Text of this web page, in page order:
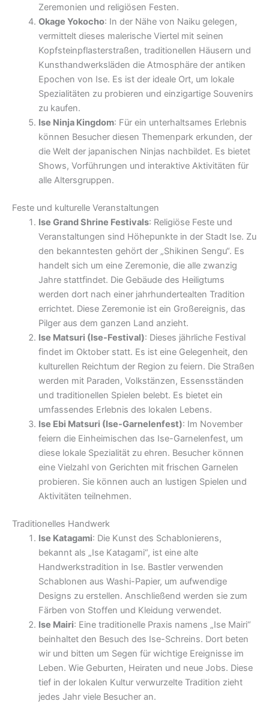
Zeremonien und religiösen Festen.
Okage Yokocho: In der Nähe von Naiku gelegen,
vermittelt dieses malerische Viertel mit seinen
Kopfsteinpflasterstraßen, traditionellen Häusern und
Kunsthandwerksläden die Atmosphäre der antiken
Epochen von Ise. Es ist der ideale Ort, um lokale
Spezialitäten zu probieren und einzigartige Souvenirs
zu kaufen.
Ise Ninja Kingdom: Für ein unterhaltsames Erlebnis
können Besucher diesen Themenpark erkunden, der
die Welt der japanischen Ninjas nachbildet. Es bietet
Shows, Vorführungen und interaktive Aktivitäten für
alle Altersgruppen.
Feste und kulturelle Veranstaltungen
Ise Grand Shrine Festivals: Religiöse Feste und
Veranstaltungen sind Höhepunkte in der Stadt Ise. Zu
den bekanntesten gehört der „Shikinen Sengu“. Es
handelt sich um eine Zeremonie, die alle zwanzig
Jahre stattfindet. Die Gebäude des Heiligtums
werden dort nach einer jahrhundertealten Tradition
errichtet. Diese Zeremonie ist ein Großereignis, das
Pilger aus dem ganzen Land anzieht.
Ise Matsuri (Ise-Festival): Dieses jährliche Festival
findet im Oktober statt. Es ist eine Gelegenheit, den
kulturellen Reichtum der Region zu feiern. Die Straßen
werden mit Paraden, Volkstänzen, Essensständen
und traditionellen Spielen belebt. Es bietet ein
umfassendes Erlebnis des lokalen Lebens.
Ise Ebi Matsuri (Ise-Garnelenfest): Im November
feiern die Einheimischen das Ise-Garnelenfest, um
diese lokale Spezialität zu ehren. Besucher können
eine Vielzahl von Gerichten mit frischen Garnelen
probieren. Sie können auch an lustigen Spielen und
Aktivitäten teilnehmen.
Traditionelles Handwerk
Ise Katagami: Die Kunst des Schablonierens,
bekannt als „Ise Katagami“, ist eine alte
Handwerkstradition in Ise. Bastler verwenden
Schablonen aus Washi-Papier, um aufwendige
Designs zu erstellen. Anschließend werden sie zum
Färben von Stoffen und Kleidung verwendet.
Ise Mairi: Eine traditionelle Praxis namens „Ise Mairi“
beinhaltet den Besuch des Ise-Schreins. Dort beten
wir und bitten um Segen für wichtige Ereignisse im
Leben. Wie Geburten, Heiraten und neue Jobs. Diese
tief in der lokalen Kultur verwurzelte Tradition zieht
jedes Jahr viele Besucher an.